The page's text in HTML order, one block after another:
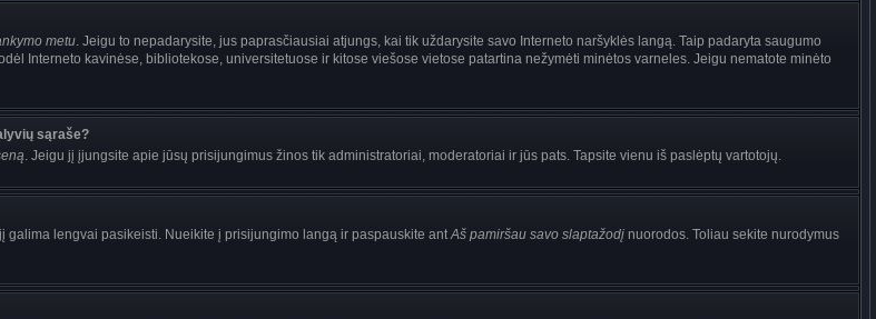
metu. Jeigu to nepadarysite, jus paprasčiausiai atjungs, kai tik uždarysite savo Interneto naršyklės langą. Taip padaryta saugumo
Interneto kavinėse, bibliotekose, universitetuose ir kitose viešose vietose patartina nežymėti minėtos varneles. Jeigu nematote minėto
sąraše?
. Jeigu jį įjungsite apie jūsų prisijungimus žinos tik administratoriai, moderatoriai ir jūs pats. Tapsite vienu iš paslėptų vartotojų.
galima lengvai pasikeisti. Nueikite į prisijungimo langą ir paspauskite antAš pamiršau savo slaptažodį nuorodos. Toliau sekite nurodymus